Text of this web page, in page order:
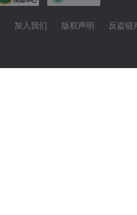
加入我们 版权声明 反盗链